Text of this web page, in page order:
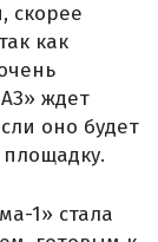
скорее
как
ждет
оно будет
1» стала